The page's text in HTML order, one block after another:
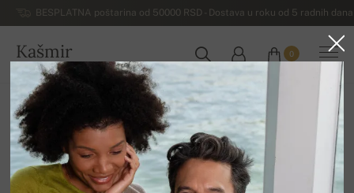
BESPLATNA poštarina od 50000 RSD - Dostava u roku od 5 radnih
Kašmir
SRBIJA
0
Početna